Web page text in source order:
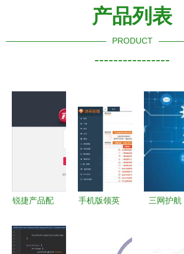
产品列表
PRODUCT
----------------
锐捷产品配
开发中的高
手机版领英
三网护航